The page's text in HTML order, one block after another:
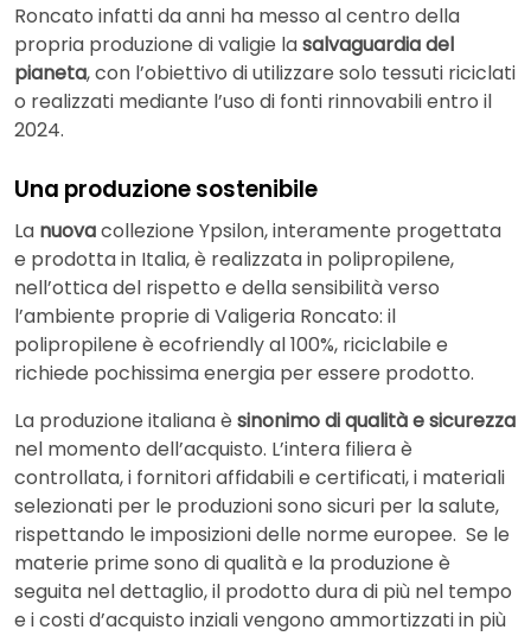
Roncato infatti da anni ha messo al centro della
propria produzione di valigie lasalvaguardia del
pianeta, con l’obiettivo di utilizzare solo tessuti riciclati
o realizzati mediante l’uso di fonti rinnovabili entro il
2024.
Una produzione sostenibile
La nuovacollezione Ypsilon, interamente progettata
e prodotta in Italia, è realizzata in polipropilene,
nell’ottica del rispetto e della sensibilità verso
l’ambiente proprie di Valigeria Roncato: il
polipropilene è ecofriendly al 100%, riciclabile e
richiede pochissima energia per essere prodotto.
La produzione italiana è sinonimo di qualità e sicurezza
nel momento dell’acquisto. L’intera filiera è
controllata, i fornitori affidabili e certificati, i materiali
selezionati per le produzioni sono sicuri per la salute,
rispettando le imposizioni delle norme europee. Se le
materie prime sono di qualità e la produzione è
seguita nel dettaglio, il prodotto dura di più nel tempo
e i costi d’acquisto inziali vengono ammortizzati in più